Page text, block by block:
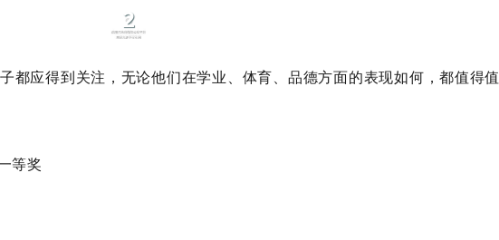
2
都应得到关注，无论他们在学业、体育、品德方面的表现如何，都值得值
等奖